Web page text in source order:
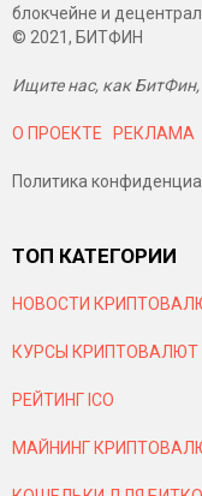
блокчейне и
© 2021, БИТФИН
Ищите нас, как
О ПРОЕКТЕ РЕКЛАМА
Политика
ТОП КАТЕГОРИИ
НОВОСТИ
КУРСЫ КРИПТОВАЛЮТ
РЕЙТИНГ ICO
МАЙНИНГ